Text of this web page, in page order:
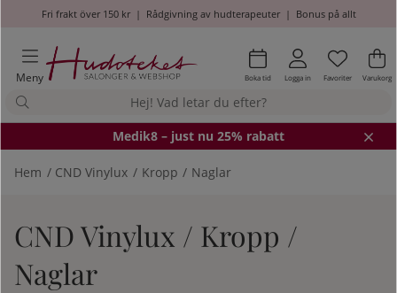
Fri frakt över 150 kr| Rådgivning av hudterapeuter| Bonus på allt
Meny Boka tid Logga in Antal i
.
Favoriter .
Varukorg
Medik8 – just nu 25% rabatt
Hem CND Vinylux Kropp Naglar
CND Vinylux / Kropp /
Naglar